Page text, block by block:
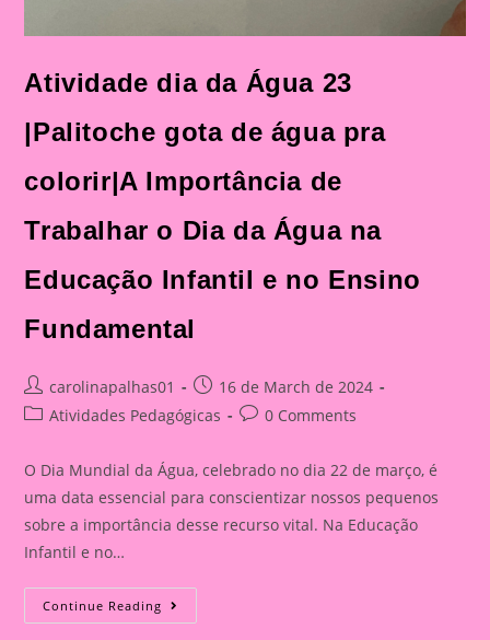
Atividade dia da Água 23
|Palitoche gota de água pra
colorir|A Importância de
Trabalhar o Dia da Água na
Educação Infantil e no Ensino
Fundamental
Post
author:
carolinapalhas01
Post
published:
16 de March de 2024
PostAtividades Pedagógicas
Post0 Comments
O Dia Mundial da Água, celebrado no dia 22 de março, é
uma data essencial para conscientizar nossos pequenos
sobre a importância desse recurso vital. Na Educação
Infantil e no…
Continue Reading Atividade
Dia